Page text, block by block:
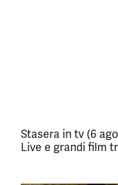
Stasera in tv (6
Live e grandi film